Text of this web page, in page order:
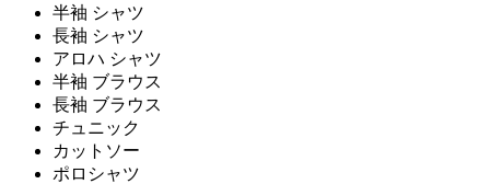
半袖 シャツ
長袖 シャツ
アロハ シャツ
半袖 ブラウス
長袖 ブラウス
チュニック
カットソー
ポロシャツ